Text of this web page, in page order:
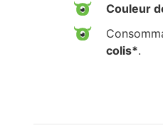
Couleur
colis*.